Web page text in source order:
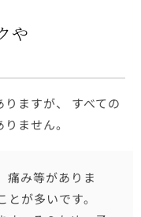
や
ますが、 すべての
ません。
痛み等がありま
が多いです。